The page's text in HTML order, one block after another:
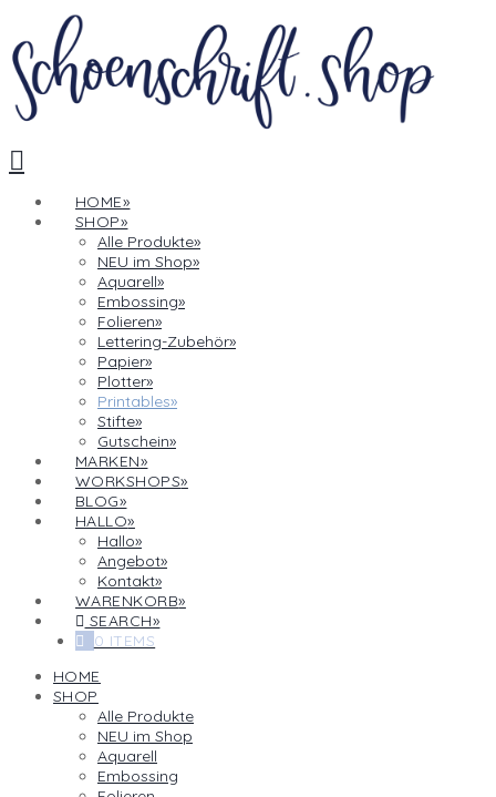
HOME
SHOP
Alle Produkte
NEU im Shop
Aquarell
Embossing
Folieren
Lettering-Zubehör
Papier
Plotter
Printables
Stifte
Gutschein
MARKEN
WORKSHOPS
BLOG
HALLO
Hallo
Angebot
Kontakt
WARENKORB
SEARCH
0 ITEMS
HOME
SHOP
Alle Produkte
NEU im Shop
Aquarell
Embossing